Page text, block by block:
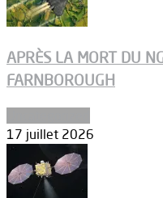
APRÈS LA MORT DU
FARNBOROUGH
17 juillet 2026